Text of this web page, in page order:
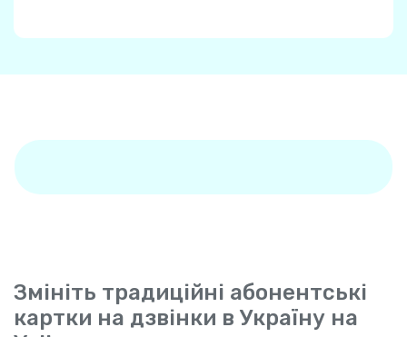
Змініть традиційні абонентські
картки на дзвінки в Україну на